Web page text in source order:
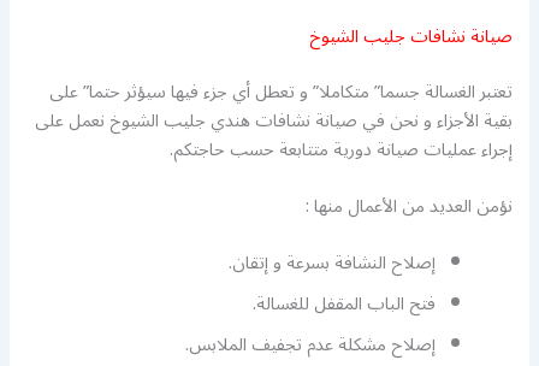
صيانة نشافات جليب الشيوخ
تعتبر الغسالة جسما” متكاملا” و تعطل أي جزء فيها سيؤثر حتما” على
بقية الأجزاء و نحن في صيانة نشافات هندي جليب الشيوخ نعمل على
إجراء عمليات صيانة دورية متتابعة حسب حاجتكم.
نؤمن العديد من الأعمال منها :
إصلاح النشافة بسرعة و إتقان.
فتح الباب المقفل للغسالة.
إصلاح مشكلة عدم تجفيف الملابس.